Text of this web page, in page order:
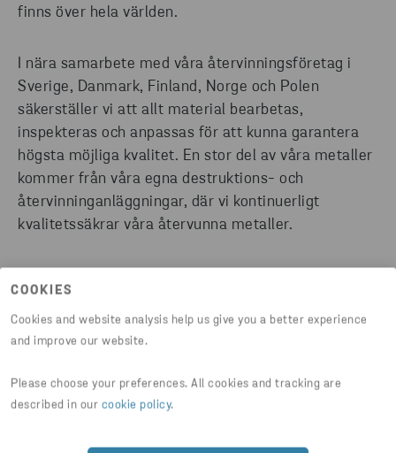
COOKIES
Cookies and website analysis help us give you a better experience
and improve our website.
Please choose your preferences. All cookies and tracking are
described in our cookie policy.
finns över hela världen.
I nära samarbete med våra återvinningsföretag i
Sverige, Danmark, Finland, Norge och Polen
säkerställer vi att allt material bearbetas,
inspekteras och anpassas för att kunna garantera
högsta möjliga kvalitet. En stor del av våra metaller
kommer från våra egna destruktions- och
återvinninganläggningar, där vi kontinuerligt
kvalitetssäkrar våra återvunna metaller.
både på hemmaplan och på exportmarknaden, och
vi jobbar gärna nära dig för att återvinna råvara och
skapa skräddarsydda avfallslösningar för just din
erbjuda trygga och långsiktiga samarbeten. ​
Våra kunder finns främst inom stål-, gjuteri- och